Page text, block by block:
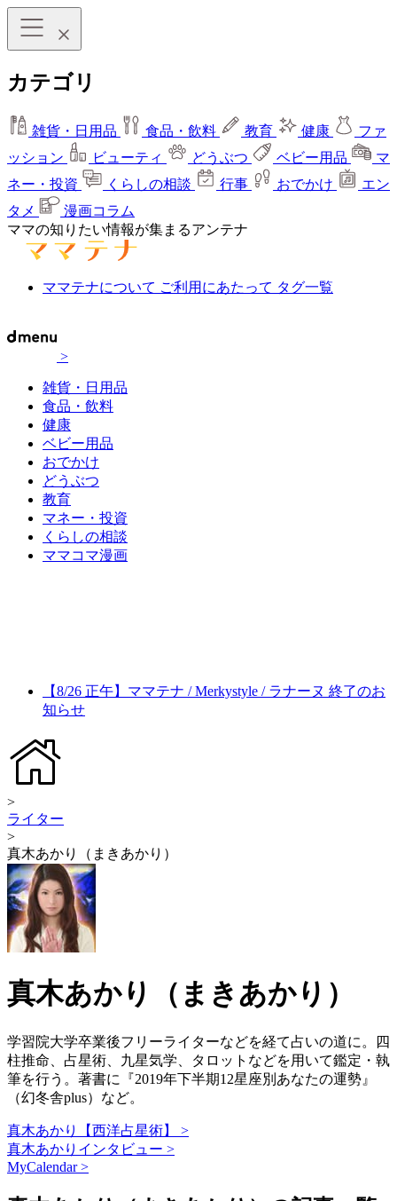
カテゴリ
雑貨・日用品 食品・飲料 教育 健康
ファ
ッション
ビューティ どうぶつ ベビー用品
マ
ネー・投資
くらしの相談 行事 おでかけ
エン
タメ
漫画コラム
ママの知りたい情報が集まるアンテナ
ママテナについて ご利用にあたって タグ一覧
>
雑貨・日用品
食品・飲料
健康
ベビー用品
おでかけ
どうぶつ
教育
マネー・投資
くらしの相談
ママコマ漫画
【8/26 正午】ママテナ / Merkystyle / ラナーヌ 終了のお
知らせ
>
ライター
>
真木あかり（まきあかり）
真木あかり（まきあかり）
学習院大学卒業後フリーライターなどを経て占いの道に。四
柱推命、占星術、九星気学、タロットなどを用いて鑑定・執
筆を行う。著書に『2019年下半期12星座別あなたの運勢』
（幻冬舎plus）など。
真木あかり【西洋占星術】 >
真木あかりインタビュー >
MyCalendar >